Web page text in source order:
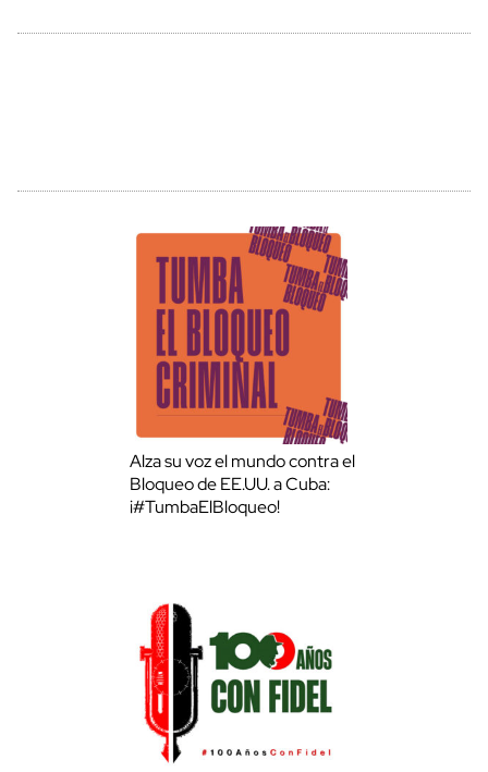
Alza su voz el mundo contra el
Bloqueo de EE.UU. a Cuba:
¡#TumbaElBloqueo!